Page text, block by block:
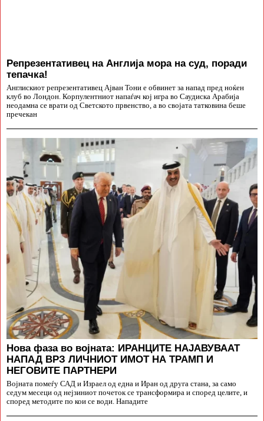
Репрезентативец на Англија мора на суд, поради
тепачка!
Англискиот репрезентативец Ајван Тони е обвинет за напад пред ноќен
клуб во Лондон. Корпулентниот напаѓач кој игра во Саудиска Арабија
неодамна се врати од Светското првенство, а во својата татковина беше
пречекан
Нова фаза во војната: ИРАНЦИТЕ НАЈАВУВААТ
НАПАД ВРЗ ЛИЧНИОТ ИМОТ НА ТРАМП И
НЕГОВИТЕ ПАРТНЕРИ
Војната помеѓу САД и Израел од една и Иран од друга стана, за само
седум месеци од нејзиниот почеток се трансформира и според целите, и
според методите по кои се води. Нападите